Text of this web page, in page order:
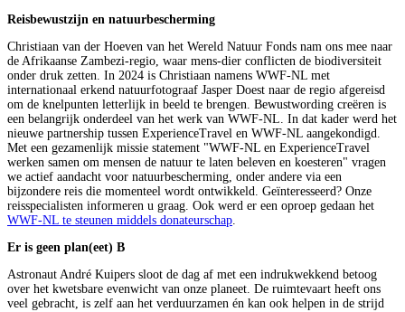
Reisbewustzijn en natuurbescherming
Christiaan van der Hoeven van het Wereld Natuur Fonds nam ons mee naar
de Afrikaanse Zambezi-regio, waar mens-dier conflicten de biodiversiteit
onder druk zetten. In 2024 is Christiaan namens WWF-NL met
internationaal erkend natuurfotograaf Jasper Doest naar de regio afgereisd
om de knelpunten letterlijk in beeld te brengen. Bewustwording creëren is
een belangrijk onderdeel van het werk van WWF-NL. In dat kader werd het
nieuwe partnership tussen ExperienceTravel en WWF-NL aangekondigd.
Met een gezamenlijk missie statement "WWF-NL en ExperienceTravel
werken samen om mensen de natuur te laten beleven en koesteren" vragen
we actief aandacht voor natuurbescherming, onder andere via een
bijzondere reis die momenteel wordt ontwikkeld. Geïnteresseerd? Onze
reisspecialisten informeren u graag. Ook werd er een oproep gedaan het
WWF-NL te steunen middels donateurschap
Er is geen plan(eet) B
Astronaut André Kuipers sloot de dag af met een indrukwekkend betoog
over het kwetsbare evenwicht van onze planeet. De ruimtevaart heeft ons
veel gebracht, is zelf aan het verduurzamen én kan ook helpen in de strijd